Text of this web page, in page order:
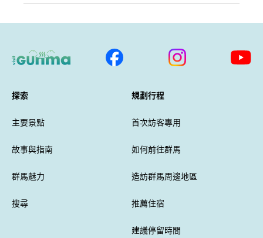
探索
主要景點
故事與指南
群馬魅力
搜尋
規劃行程
首次訪客專用
如何前往群馬
造訪群馬周邊地區
推薦住宿
建議停留時間